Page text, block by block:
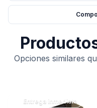
Opciones similares
Entrega inmediata